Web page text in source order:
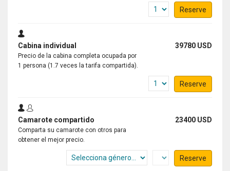
Reserve
Cabina individual 39780 USD
Precio de la cabina completa ocupada por
1 persona (1.7 veces la tarifa compartida).
Reserve
Camarote compartido 23400 USD
Comparta su camarote con otros para
obtener el mejor precio.
Reserve